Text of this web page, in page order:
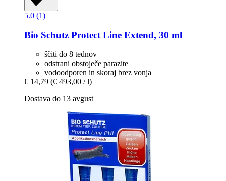
5.0 (1)
Bio Schutz Protect Line Extend, 30 ml
ščiti do 8 tednov
odstrani obstoječe parazite
vodoodporen in skoraj brez vonja
€ 14,79 (€ 493,00 / l)
Dostava do 13 avgust